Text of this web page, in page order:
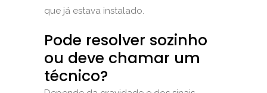
que já estava instalado.
Pode resolver sozinho
ou deve chamar um
técnico?